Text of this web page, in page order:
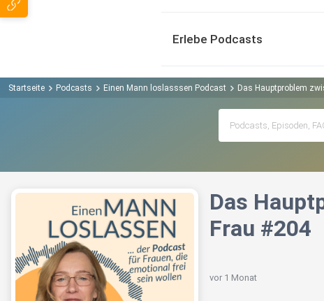
Erlebe Podcasts
Startseite Podcasts Einen Mann loslasssen Podcast Das Hauptproblem
Das
Frau #204
vor 1 Monat